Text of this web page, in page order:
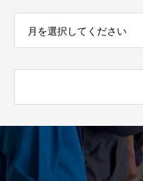
月を選択してください